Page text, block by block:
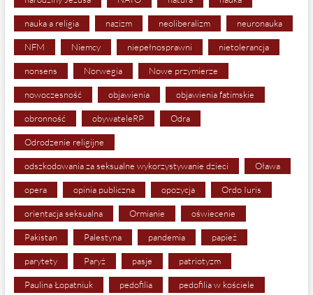
nauka a religia nazizm neoliberalizm neuronauka
NFM Niemcy niepełnosprawni nietolerancja
nonsens Norwegia Nowe przymierze
nowoczesność objawienia objawienia fatimskie
obronność obywateleRP Odra
Odrodzenie religijne
odszkodowania za seksualne wykorzystywanie dzieci Oława
opera opinia publiczna opozycja Ordo Iuris
orientacja seksualna Ormianie oświecenie
Pakistan Palestyna pandemia papież
parytety Paryż pasje patriotyzm
Paulina Łopatniuk pedofilia pedofilia w kościele